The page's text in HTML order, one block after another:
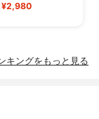
¥2,980
キングをもっと見る